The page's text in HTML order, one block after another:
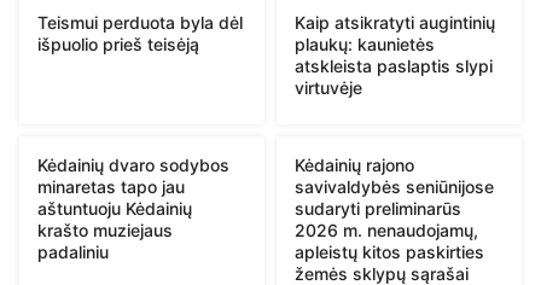
Teismui perduota byla dėl
išpuolio prieš teisėją
Kaip atsikratyti augintinių
plaukų: kaunietės
atskleista paslaptis slypi
virtuvėje
Kėdainių dvaro sodybos
minaretas tapo jau
aštuntuoju Kėdainių
krašto muziejaus
padaliniu
Kėdainių rajono
savivaldybės seniūnijose
sudaryti preliminarūs
2026 m. nenaudojamų,
apleistų kitos paskirties
žemės sklypų sąrašai